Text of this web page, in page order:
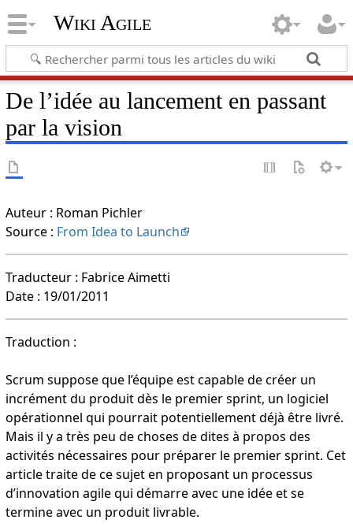
Wiki Agile
De l’idée au lancement en passant
par la vision
Auteur : Roman Pichler
Source : From Idea to Launch
Traducteur : Fabrice Aimetti
Date : 19/01/2011
Traduction :
Scrum suppose que l’équipe est capable de créer un
incrément du produit dès le premier sprint, un logiciel
opérationnel qui pourrait potentiellement déjà être livré.
Mais il y a très peu de choses de dites à propos des
activités nécessaires pour préparer le premier sprint. Cet
article traite de ce sujet en proposant un processus
d’innovation agile qui démarre avec une idée et se
termine avec un produit livrable.